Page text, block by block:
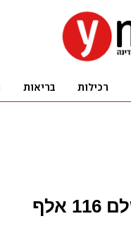
ניתק קשר עם בת זוגו - וישלם 116 אלף